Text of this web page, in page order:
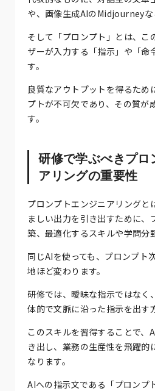
や、画像生成AIのMidjourneyな
そして「プロンプト」とは、こ
ザーが入力する「指示」や「命
す。
良質なアウトプットを得るため
プトが不可欠であり、その質が
す。
研修で学ぶべきプロ
アリングの重要性
プロンプトエンジニアリングと
ましい出力を引き出すために、
築、最適化するスキルや学問分
同じAIを使っても、プロンプト
地ほど変わります。
研修では、曖昧な指示ではなく
体的で文脈に沿った指示を出す
このスキルを習得することで、
き出し、業務の生産性を飛躍的
なります。
AIへの指示文である「プロンプ